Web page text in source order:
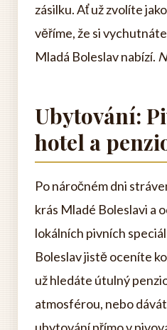
zásilku. Ať už zvolíte
věříme, že si
Mladá Boleslav nabízí.
Ubytování:
hotel a
Po náročném dni
krás Mladé Boleslavi a
lokálních pivních
Boleslav jistě oceníte
už hledáte útulný
atmosférou, nebo